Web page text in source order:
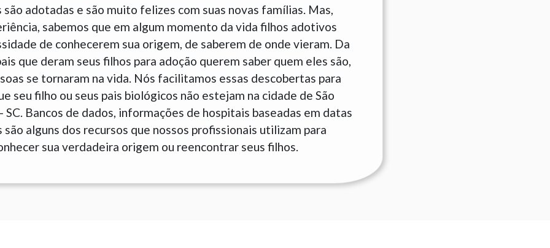
adotadas e são muito felizes com suas novas famílias. Mas,
sabemos que em algum momento da vida filhos adotivos
de conhecerem sua origem, de saberem de onde vieram. Da
que deram seus filhos para adoção querem saber quem eles são,
se tornaram na vida. Nós facilitamos essas descobertas para
seu filho ou seus pais biológicos não estejam na cidade de São
SC. Bancos de dados, informações de hospitais baseadas em datas
alguns dos recursos que nossos profissionais utilizam para
sua verdadeira origem ou reencontrar seus filhos.